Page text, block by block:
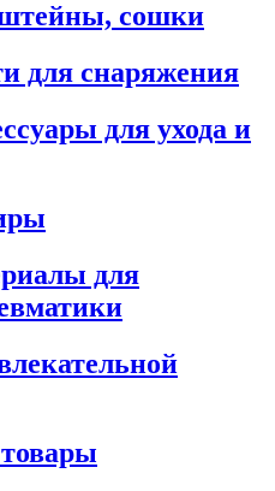
сошки
для снаряжения
для ухода и
для